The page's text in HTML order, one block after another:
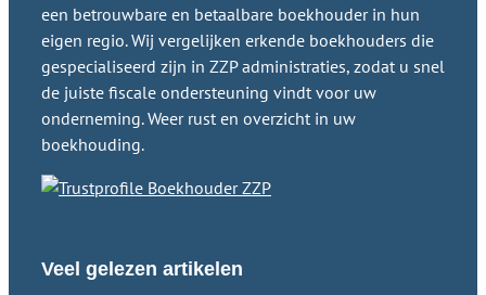
een betrouwbare en betaalbare boekhouder in hun
eigen regio. Wij vergelijken erkende boekhouders die
gespecialiseerd zijn in ZZP administraties, zodat u snel
de juiste fiscale ondersteuning vindt voor uw
onderneming. Weer rust en overzicht in uw
boekhouding.
Veel gelezen artikelen